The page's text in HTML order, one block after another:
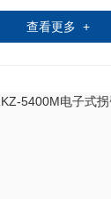
查看更多 +